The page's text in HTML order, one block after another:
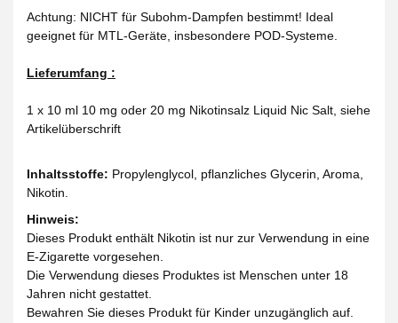
Achtung: NICHT für Subohm-Dampfen bestimmt! Ideal
geeignet für MTL-Geräte, insbesondere POD-Systeme.
Lieferumfang :
1 x 10 ml 10 mg oder 20 mg Nikotinsalz Liquid Nic Salt, siehe
Artikelüberschrift
Inhaltsstoffe: Propylenglycol, pflanzliches Glycerin, Aroma,
Nikotin.
Hinweis:
Dieses Produkt enthält Nikotin ist nur zur Verwendung in eine
E-Zigarette vorgesehen.
Die Verwendung dieses Produktes ist Menschen unter 18
Jahren nicht gestattet.
Bewahren Sie dieses Produkt für Kinder unzugänglich auf.